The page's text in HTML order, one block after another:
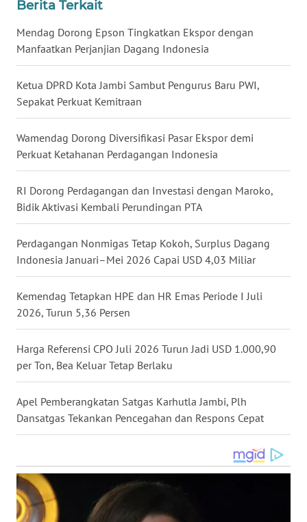
Berita Terkait
Mendag Dorong Epson Tingkatkan Ekspor dengan
Manfaatkan Perjanjian Dagang Indonesia
Ketua DPRD Kota Jambi Sambut Pengurus Baru PWI,
Sepakat Perkuat Kemitraan
Wamendag Dorong Diversifikasi Pasar Ekspor demi
Perkuat Ketahanan Perdagangan Indonesia
RI Dorong Perdagangan dan Investasi dengan Maroko,
Bidik Aktivasi Kembali Perundingan PTA
Perdagangan Nonmigas Tetap Kokoh, Surplus Dagang
Indonesia Januari–Mei 2026 Capai USD 4,03 Miliar
Kemendag Tetapkan HPE dan HR Emas Periode I Juli
2026, Turun 5,36 Persen
Harga Referensi CPO Juli 2026 Turun Jadi USD 1.000,90
per Ton, Bea Keluar Tetap Berlaku
Apel Pemberangkatan Satgas Karhutla Jambi, Plh
Dansatgas Tekankan Pencegahan dan Respons Cepat
KALTARA
WN
KALSEL
WN
WN
WN
MALUKU
WN
MALUT
WN
DAIRI
WN
DANAU
TOBA